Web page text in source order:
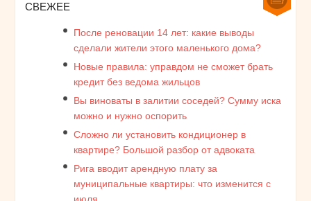
СВЕЖЕЕ
После реновации 14 лет: какие выводы
сделали жители этого маленького дома?
Новые правила: управдом не сможет брать
кредит без ведома жильцов
Вы виноваты в залитии соседей? Сумму иска
можно и нужно оспорить
Сложно ли установить кондиционер в
квартире? Большой разбор от адвоката
Рига вводит арендную плату за
муниципальные квартиры: что изменится с